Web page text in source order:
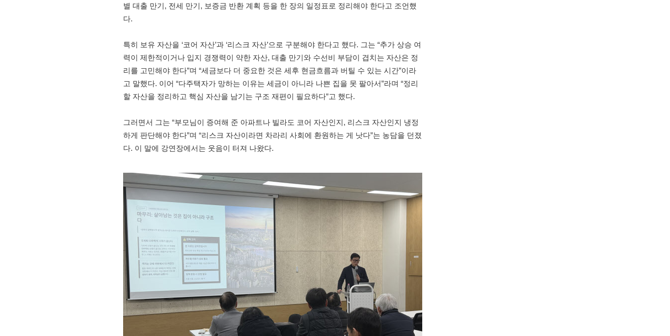
별 대출 만기, 전세 만기, 보증금 반환 계획 등을 한 장의 일정표로 정리해야 한다고 조언했
다.
특히 보유 자산을 ‘코어 자산’과 ‘리스크 자산’으로 구분해야 한다고 했다. 그는 “추가 상승 여
력이 제한적이거나 입지 경쟁력이 약한 자산, 대출 만기와 수선비 부담이 겹치는 자산은 정
리를 고민해야 한다”며 “세금보다 더 중요한 것은 세후 현금흐름과 버틸 수 있는 시간”이라
고 말했다. 이어 “다주택자가 망하는 이유는 세금이 아니라 나쁜 집을 못 팔아서”라며 “정리
할 자산을 정리하고 핵심 자산을 남기는 구조 재편이 필요하다”고 했다.
그러면서 그는 “부모님이 증여해 준 아파트나 빌라도 코어 자산인지, 리스크 자산인지 냉정
하게 판단해야 한다”며 “리스크 자산이라면 차라리 사회에 환원하는 게 낫다”는 농담을 던졌
다. 이 말에 강연장에서는 웃음이 터져 나왔다.